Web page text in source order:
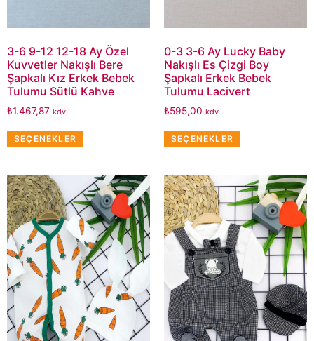
3-6 9-12 12-18 Ay Özel
Kuvvetler Nakışlı Bere
Şapkalı Kız Erkek Bebek
Tulumu Sütlü Kahve
₺1.467,87 kdv
SEÇENEKLER
0-3 3-6 Ay Lucky Baby
Nakışlı Es Çizgi Boy
Şapkalı Erkek Bebek
Tulumu Lacivert
₺595,00 kdv
SEÇENEKLER